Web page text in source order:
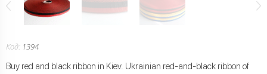
Код: 1394
Buy red and black ribbon in Kiev. Ukrainian red-and-black ribbon of